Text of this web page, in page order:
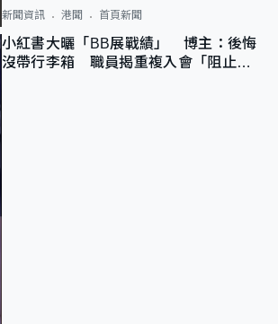
新聞資訊 港聞 首頁新聞
小紅書大曬「BB展戰績」 博主：後悔
沒帶行李箱 職員揭重複入會「阻止唔